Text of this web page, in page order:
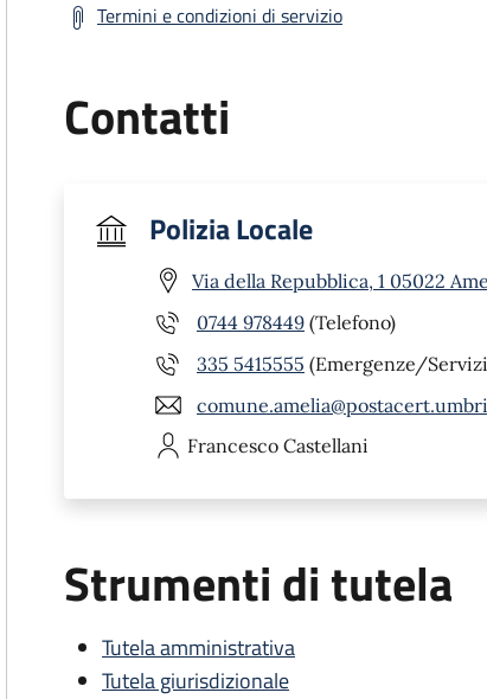
Termini e condizioni di servizio
Contatti
Polizia Locale
Via della Repubblica, 1 05022
0744 978449 (Telefono)
335 5415555 (Emergenze/
Francesco Castellani
Strumenti di tutela
Tutela amministrativa
Tutela giurisdizionale